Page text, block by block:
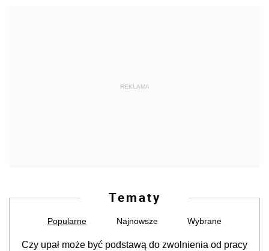
REKLAMA
Tematy
Popularne Najnowsze Wybrane
Czy upał może być podstawą do zwolnienia od pracy